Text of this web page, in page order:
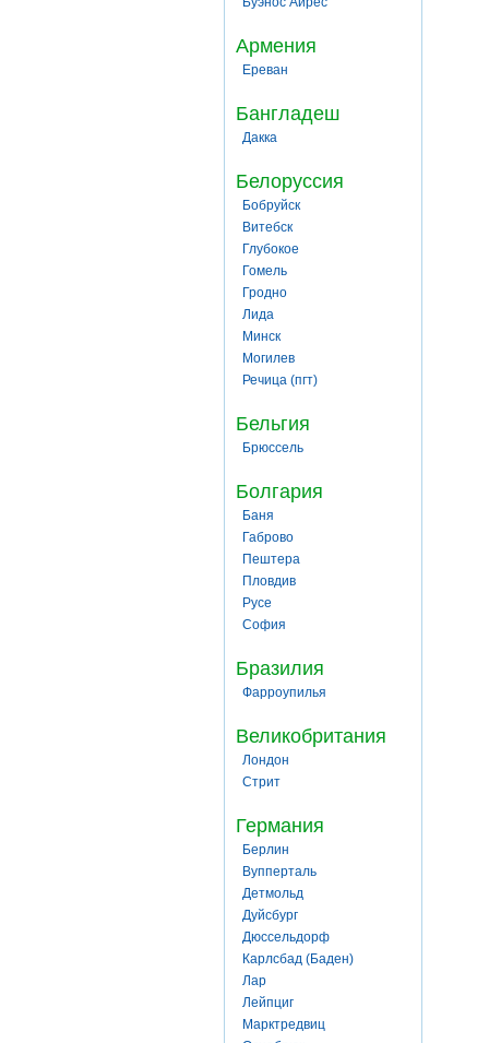
Армения
Ереван
Бангладеш
Дакка
Белоруссия
Бобруйск
Витебск
Глубокое
Гомель
Гродно
Лида
Минск
Могилев
Речица (пгт)
Бельгия
Брюссель
Болгария
Баня
Габрово
Пештера
Пловдив
Русе
София
Бразилия
Фарроупилья
Великобритания
Лондон
Стрит
Германия
Берлин
Вупперталь
Детмольд
Дуйсбург
Дюссельдорф
Карлсбад (Баден)
Лар
Лейпциг
Марктредвиц